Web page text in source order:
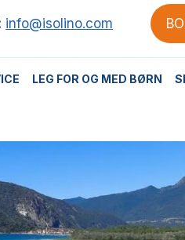
info@isolino.com
LEG FOR OG MED BØRN